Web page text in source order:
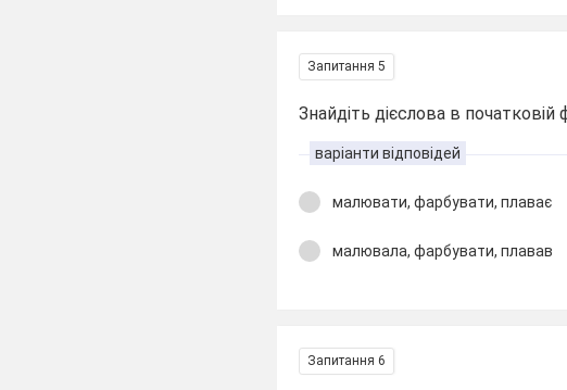
Запитання 5
Знайдіть дієслова в початковій
варіанти відповідей
малювати, фарбувати, плаває
малювала, фарбувати, плавав
Запитання 6